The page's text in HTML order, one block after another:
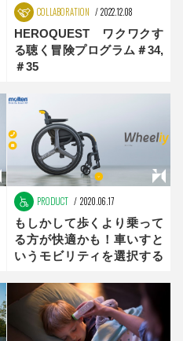
COLLABORATION 2022.12.08
HEROQUEST ワクワクす
る聴く冒険プログラム＃34,
＃35
PRODUCT 2020.06.17
もしかして歩くより乗って
る方が快適かも！車いすと
いうモビリティを選択する